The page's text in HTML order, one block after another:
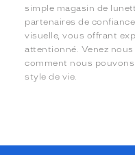
simple magasin de
partenaires de
visuelle, vous offrant
attentionné. Venez
comment nous
style de vie.